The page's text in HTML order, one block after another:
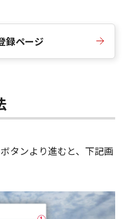
録ページ
タンより進むと、下記画